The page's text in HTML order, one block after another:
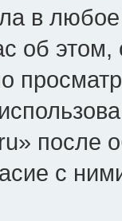
в
об
после
с